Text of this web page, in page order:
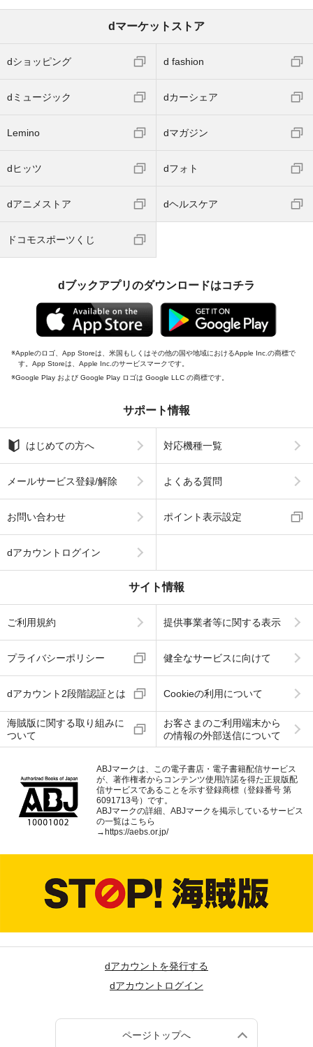
dマーケットストア
dショッピング d fashion
dミュージック dカーシェア
Lemino dマガジン
dヒッツ dフォト
dアニメストア dヘルスケア
ドコモスポーツくじ
dブックアプリのダウンロードはコチラ
Appleのロゴ、App Storeは、米国もしくはその他の国や地域におけるApple Inc.の商標で
す。App Storeは、Apple Inc.のサービスマークです。
Google Play および Google Play ロゴは Google LLC の商標です。
サポート情報
はじめての方へ 対応機種一覧
メールサービス登録/解除 よくある質問
お問い合わせ ポイント表示設定
dアカウントログイン
サイト情報
ご利用規約 提供事業者等に関する表示
プライバシーポリシー 健全なサービスに向けて
dアカウント2段階認証とは Cookieの利用について
海賊版に関する取り組みに
ついて
お客さまのご利用端末から
の情報の外部送信について
ABJマークは、この電子書店・電子書籍配信サービス
が、著作権者からコンテンツ使用許諾を得た正規版配
信サービスであることを示す登録商標（登録番号 第
6091713号）です。
ABJマークの詳細、ABJマークを掲示しているサービス
の一覧はこちら
→ https://aebs.or.jp/
dアカウントを発行する
dアカウントログイン
ページトップへ